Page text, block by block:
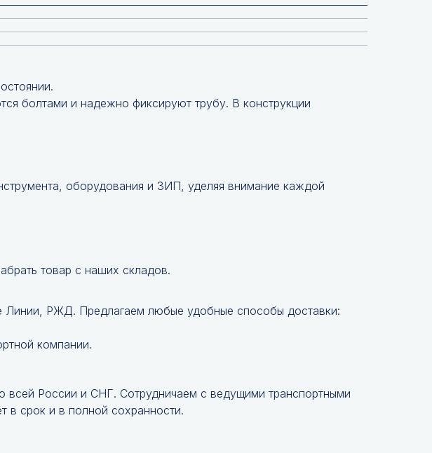
болтами и надежно фиксируют трубу. В конструкции
оборудования и ЗИП, уделяя внимание каждой
товар с наших складов.
Линии, РЖД. Предлагаем любые удобные способы доставки:
компании.
всей России и СНГ. Сотрудничаем с ведущими транспортными
в срок и в полной сохранности.